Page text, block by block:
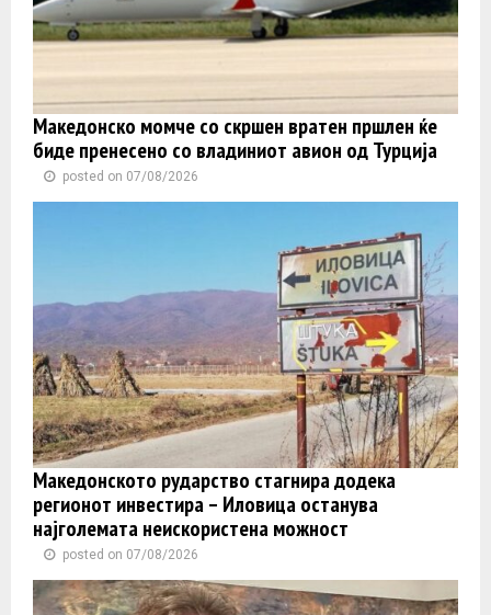
Македонско момче со скршен вратен пршлен ќе
биде пренесено со владиниот авион од Турција
posted on 07/08/2026
Македонското рударство стагнира додека
регионот инвестира – Иловица останува
најголемата неискористена можност
posted on 07/08/2026